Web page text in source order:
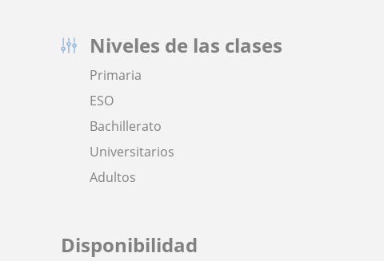
Niveles de las clases
Primaria
ESO
Bachillerato
Universitarios
Adultos
Disponibilidad